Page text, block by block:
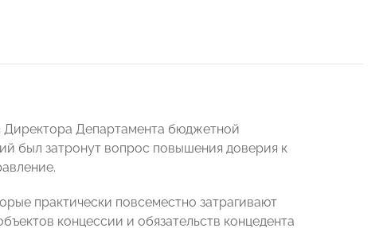
Директора Департамента бюджетной
был затронут вопрос повышения доверия к
практически повсеместно затрагивают
концессии и обязательств концедента